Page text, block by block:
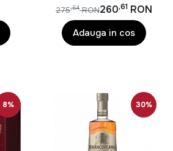
260,61 RON
275,54 RON
Adauga in cos
8% 30%